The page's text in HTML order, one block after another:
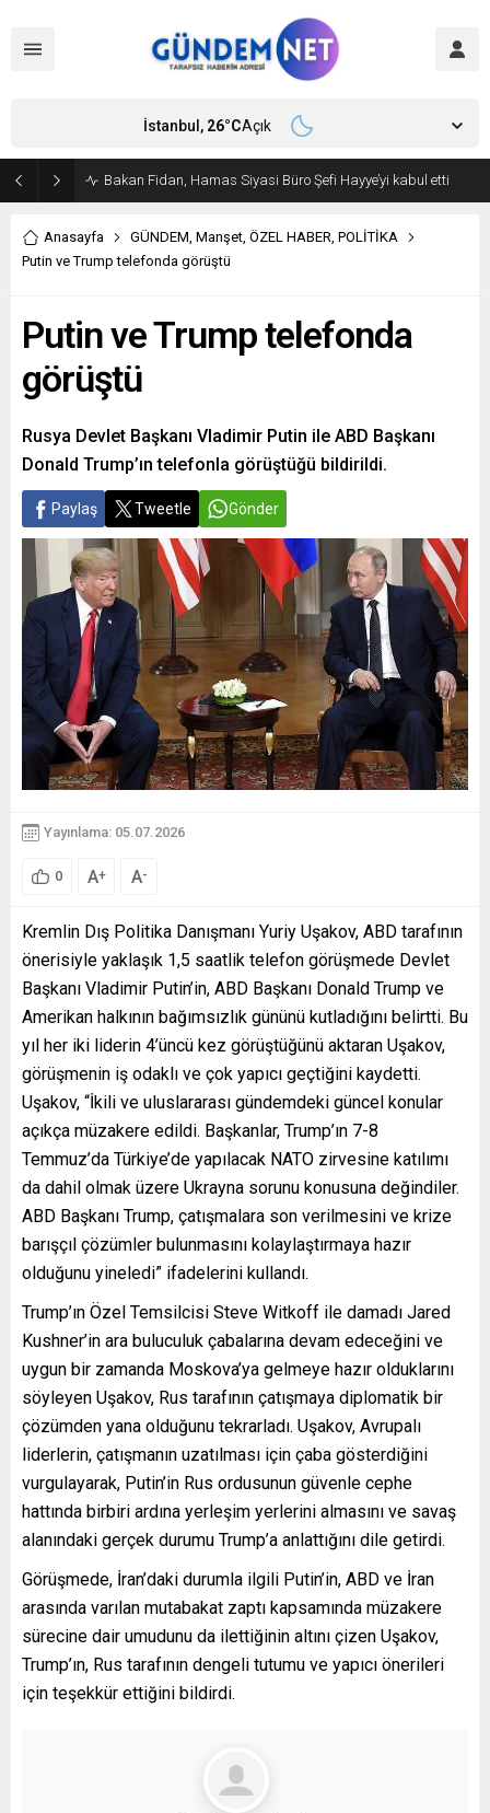
Bakan Fidan, Hamas Siyasi Büro Şefi Hayye’yi kabul etti
İstanbul, 26°CAçık
Anasayfa GÜNDEM, Manşet, ÖZEL HABER, POLİTİKA
Putin ve Trump telefonda görüştü
Putin ve Trump telefonda
görüştü
Rusya Devlet Başkanı Vladimir Putin ile ABD Başkanı
Donald Trump’ın telefonla görüştüğü bildirildi.
Paylaş Tweetle Gönder
Yayınlama: 05.07.2026
0 A+ A-
Kremlin Dış Politika Danışmanı Yuriy Uşakov, ABD tarafının
önerisiyle yaklaşık 1,5 saatlik telefon görüşmede Devlet
Başkanı Vladimir Putin’in, ABD Başkanı Donald Trump ve
Amerikan halkının bağımsızlık gününü kutladığını belirtti. Bu
yıl her iki liderin 4’üncü kez görüştüğünü aktaran Uşakov,
görüşmenin iş odaklı ve çok yapıcı geçtiğini kaydetti.
Uşakov, “İkili ve uluslararası gündemdeki güncel konular
açıkça müzakere edildi. Başkanlar, Trump’ın 7-8
Temmuz’da Türkiye’de yapılacak NATO zirvesine katılımı
da dahil olmak üzere Ukrayna sorunu konusuna değindiler.
ABD Başkanı Trump, çatışmalara son verilmesini ve krize
barışçıl çözümler bulunmasını kolaylaştırmaya hazır
olduğunu yineledi” ifadelerini kullandı.
Trump’ın Özel Temsilcisi Steve Witkoff ile damadı Jared
Kushner’in ara buluculuk çabalarına devam edeceğini ve
uygun bir zamanda Moskova’ya gelmeye hazır olduklarını
söyleyen Uşakov, Rus tarafının çatışmaya diplomatik bir
çözümden yana olduğunu tekrarladı. Uşakov, Avrupalı
liderlerin, çatışmanın uzatılması için çaba gösterdiğini
vurgulayarak, Putin’in Rus ordusunun güvenle cephe
hattında birbiri ardına yerleşim yerlerini almasını ve savaş
alanındaki gerçek durumu Trump’a anlattığını dile getirdi.
Görüşmede, İran’daki durumla ilgili Putin’in, ABD ve İran
arasında varılan mutabakat zaptı kapsamında müzakere
sürecine dair umudunu da ilettiğinin altını çizen Uşakov,
Trump’ın, Rus tarafının dengeli tutumu ve yapıcı önerileri
için teşekkür ettiğini bildirdi.